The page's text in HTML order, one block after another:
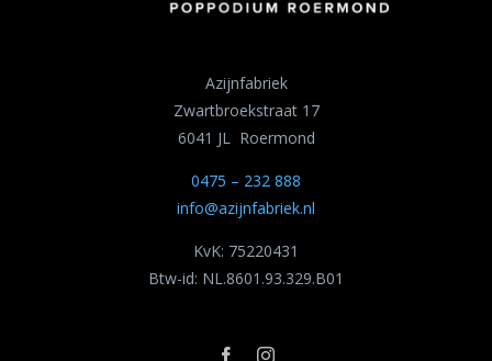
Azijnfabriek
Zwartbroekstraat 17
6041 JL Roermond
0475 – 232 888
info@azijnfabriek.nl
KvK: 75220431
Btw-id: NL.8601.93.329.B01